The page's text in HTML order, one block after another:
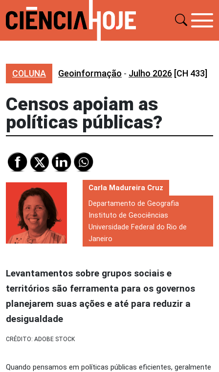
COLUNA Geoinformação - Julho 2026 [CH 433]
Censos apoiam as
políticas públicas?
Carla Madureira Cruz
Departamento de Geografia
Instituto de Geociências
Universidade Federal do Rio de
Janeiro
Levantamentos sobre grupos sociais e
territórios são ferramenta para os governos
planejarem suas ações e até para reduzir a
desigualdade
CRÉDITO: ADOBE STOCK
Quando pensamos em políticas públicas eficientes, geralmente